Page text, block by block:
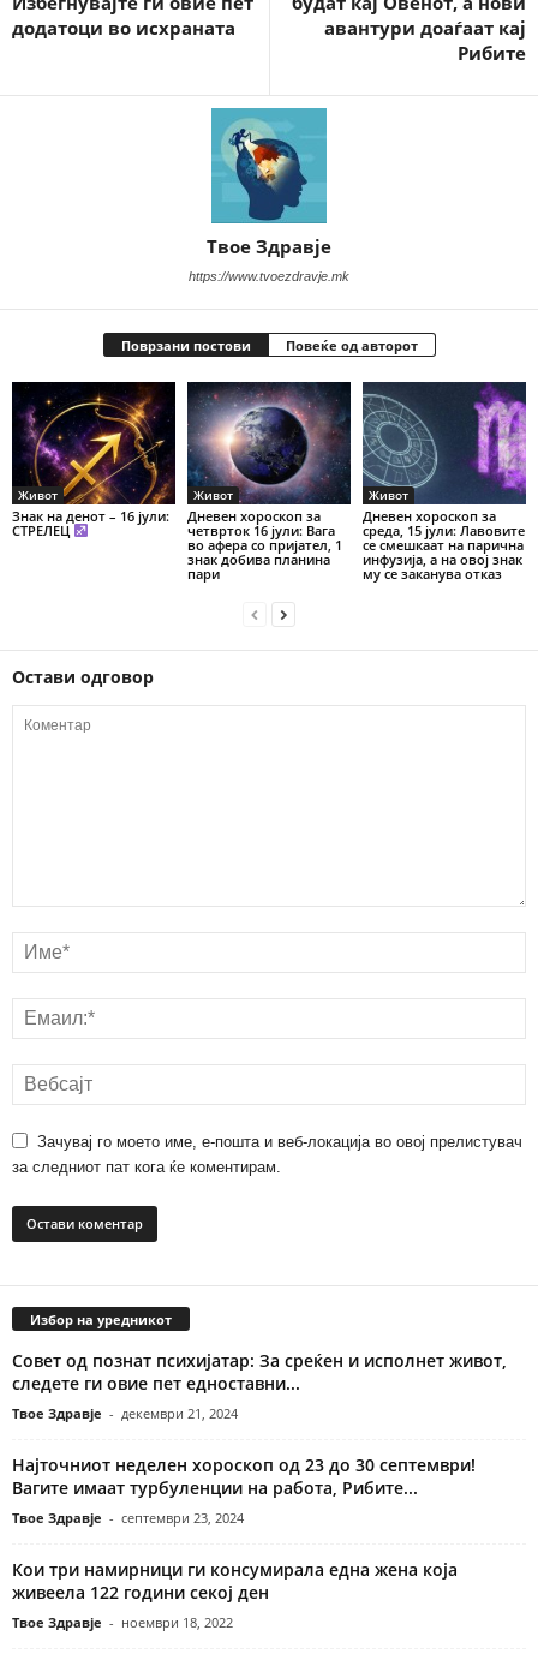
додатоци во исхраната
авантури доаѓаат кај
Рибите
Твое Здравје
https://www.tvoezdravje.mk
Поврзани постови Повеќе од авторот
Живот
Знак на денот – 16 јули:
СТРЕЛЕЦ
Живот
Дневен хороскоп за
четврток 16 јули: Вага
во афера со пријател, 1
знак добива планина
пари
Живот
Дневен хороскоп за
среда, 15 јули: Лавовите
се смешкаат на парична
инфузија, а на овој знак
му се заканува отказ
Остави одговор
Зачувај го моето име, е-пошта и веб-локација во овој прелистувач
за следниот пат кога ќе коментирам.
Избор на уредникот
Совет од познат психијатар: За среќен и исполнет живот,
следете ги овие пет едноставни...
Твое Здравје - декември 21, 2024
Најточниот неделен хороскоп од 23 до 30 септември!
Вагите имаат турбуленции на работа, Рибите...
Твое Здравје - септември 23, 2024
Кои три намирници ги консумирала една жена која
живеела 122 години секој ден
Твое Здравје - ноември 18, 2022